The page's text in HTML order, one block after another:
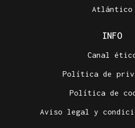
Atlántico
INFO
Canal
Política de
Política de
Aviso legal y